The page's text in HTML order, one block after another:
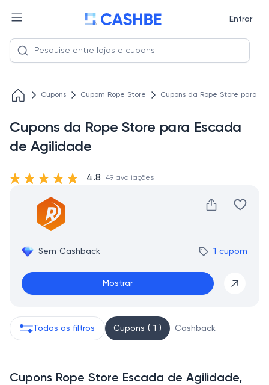
Entrar
Cupons Cupom Rope Store Cupons da Rope Store para
Cupons da Rope Store para Escada
de Agilidade
Sem Cashback 1 cupom
Mostrar
4.8 49 avaliações
Todos os filtros Cupons ( 1 ) Cashback
Cupons Rope Store Escada de Agilidade,